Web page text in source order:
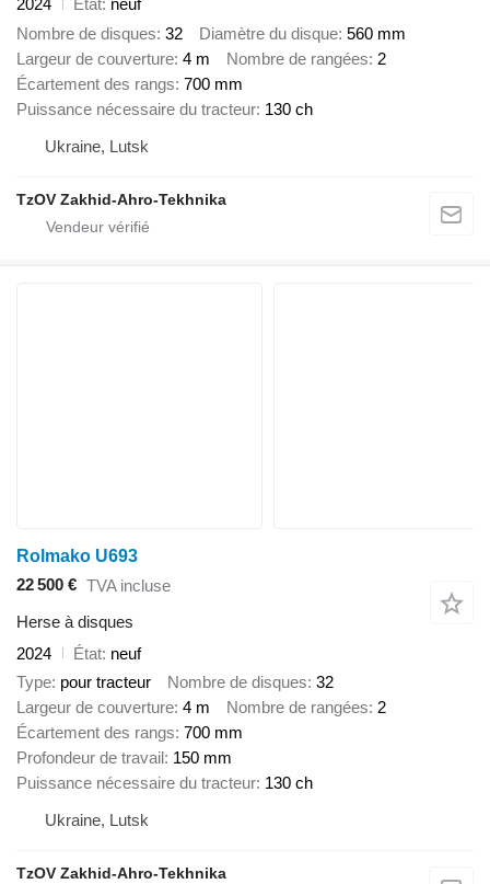
2024
État neuf
Nombre de disques 32 Diamètre du disque 560 mm
Largeur de couverture 4 m Nombre de rangées 2
Écartement des rangs 700 mm
Puissance nécessaire du tracteur 130 ch
Ukraine, Lutsk
TzOV Zakhid-Ahro-Tekhnika
Rolmako U693
22 500 € TVA incluse
Herse à disques
2024
État neuf
Type pour tracteur Nombre de disques 32
Largeur de couverture 4 m Nombre de rangées 2
Écartement des rangs 700 mm
Profondeur de travail 150 mm
Puissance nécessaire du tracteur 130 ch
Ukraine, Lutsk
TzOV Zakhid-Ahro-Tekhnika